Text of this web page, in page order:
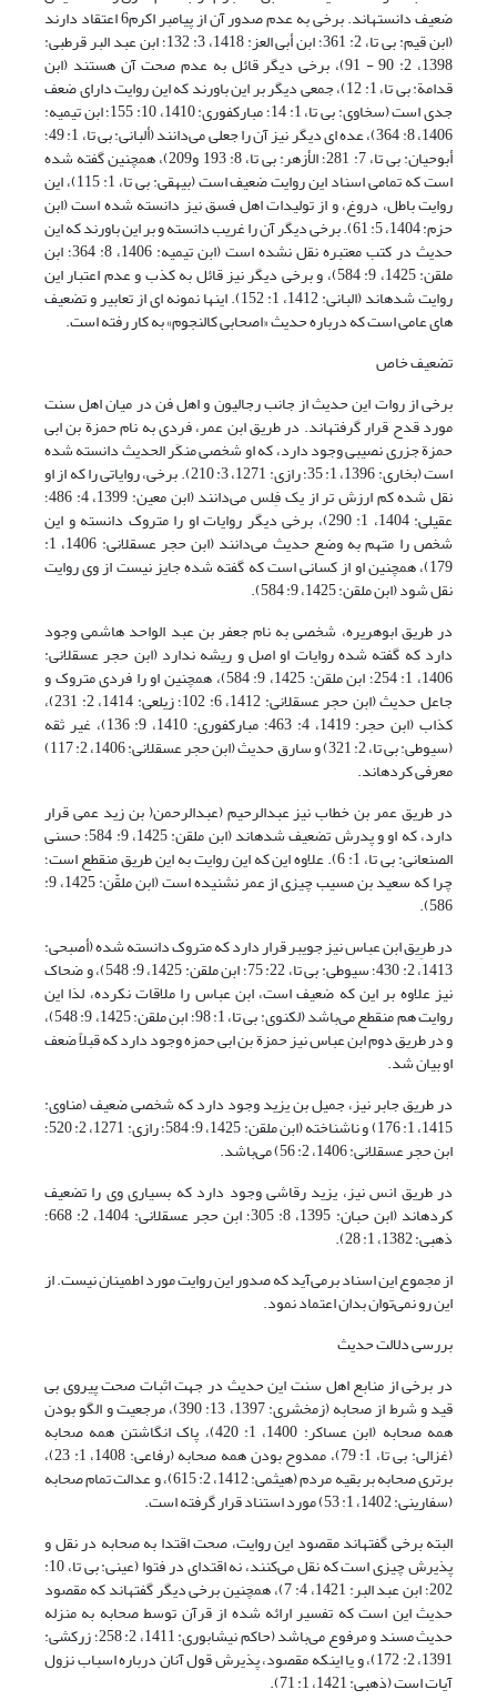
ضعیف دانسته‎اند. برخی به عدم صدور آن از پیامبر اکرم6 اعتقاد دارند
(ابن قیم: بی تا، 2: 361؛ ابن أبی العز: 1418، 3: 132؛ ابن عبد البر قرطبی:
1398، 2: 90 - 91)، برخی دیگر قائل به عدم صحت آن هستند (ابن
قدامة: بی تا، 1: 12)، جمعی دیگر بر این باورند که این روایت دارای ضعف
جدی است (سخاوی: بی تا، 1: 14؛ مبارکفوری: 1410، 10: 155؛ ابن تیمیه:
1406، 8: 364)، عده ای دیگر نیز آن را جعلی می‌دانند (ألبانی: بی تا، 1: 49؛
أبوحیان: بی تا، 7: 281؛ الأزهر: بی تا، 8: 193 و209)، همچنین گفته شده
است که تمامی اسناد این روایت ضعیف است (بیهقی: بی تا، 1: 115)، این
روایت باطل، دروغ، و از تولیدات اهل فسق نیز دانسته شده است (ابن
حزم: 1404، 5: 61). برخی دیگر آن را غریب دانسته و بر این باورند که این
حدیث در کتب معتبره نقل نشده است (ابن تیمیه: 1406، 8: 364؛ ابن
ملقن: 1425، 9: 584)، و برخی دیگر نیز قائل به کذب و عدم اعتبار این
روایت شده‎اند (البانی: 1412، 1: 152). اینها نمونه ای از تعابیر و تضعیف
های عامی است که درباره حدیث «اصحابی کالنجوم» به کار رفته است.
تضعیف خاص
برخی از روات این حدیث از جانب رجالیون و اهل فن در میان اهل سنت
مورد قدح قرار گرفته‎اند. در طریق ابن عمر، فردی به نام حمزة بن ابی
حمزة جزری نصیبی وجود دارد، که او شخصی منکَر الحدیث دانسته شده
است (بخاری: 1396، 1: 35؛ رازی: 1271، 3: 210). برخی، روایاتی را که از او
نقل شده کم ارزش تر از یک فِلس می‌دانند (ابن معین: 1399، 4: 486؛
عقیلی: 1404، 1: 290)، برخی دیگر روایات او را متروک دانسته و این
شخص را متهم به وضع حدیث می‌دانند (ابن حجر عسقلانی: 1406، 1:
179)، همچنین او از کسانی است که گفته شده جایز نیست از وی روایت
نقل شود (ابن ملقن: 1425، 9: 584).
در طریق ابوهریره، شخصی به نام جعفر بن عبد الواحد هاشمی وجود
دارد که گفته شده روایات او اصل و ریشه ندارد (ابن حجر عسقلانی:
1406، 1: 254؛ ابن ملقن: 1425، 9: 584)، همچنین او را فردی متروک و
جاعل حدیث (ابن حجر عسقلانی: 1412، 6: 102؛ زیلعی: 1414، 2: 231)،
کذاب (ابن حجر: 1419، 4: 463؛ مبارکفوری: 1410، 9: 136)، غیر ثقه
(سیوطی: بی تا، 2: 321) و سارق حدیث (ابن حجر عسقلانی: 1406، 2: 117)
معرفی کرده‎اند.
در طریق عمر بن خطاب نیز عبدالرحیم (عبدالرحمن( بن زید عمی قرار
دارد، که او و پدرش تضعیف شده‎اند (ابن ملقن: 1425، 9: 584؛ حسنی
الصنعانی: بی تا، 1: 6). علاوه این که این روایت به این طریق منقطع است؛
چرا که سعید بن مسیب چیزی از عمر نشنیده است (ابن ملقّن: 1425، 9:
586).
در طرِیق ابن عباس نیز جویبر قرار دارد که متروک دانسته شده (أصبحی:
1413، 2: 430؛ سیوطی: بی تا، 22: 75؛ ابن ملقن: 1425، 9: 548)، و ضحاک
نیز علاوه بر این که ضعیف است، ابن عباس را ملاقات نکرده، لذا این
روایت هم منقطع می‌باشد (لکنوی: بی تا، 1: 98؛ ابن ملقن: 1425، 9: 548)،
و در طریق دوم ابن عباس نیز حمزة بن ابی حمزه وجود دارد که قبلاً ضعف
او بیان شد.
در طریق جابر نیز، جمیل بن یزید وجود دارد که شخصی ضعیف (مناوی:
1415، 1: 176) و ناشناخته (ابن ملقن: 1425، 9: 584؛ رازی: 1271، 2: 520؛
ابن حجر عسقلانی: 1406، 2: 56) می‌باشد.
در طریق انس نیز، یزید رقاشی وجود دارد که بسیاری وی را تضعیف
کرده‎اند (ابن حبان: 1395، 8: 305؛ ابن حجر عسقلانی: 1404، 2: 668؛
ذهبی: 1382، 1: 28).
از مجموع این اسناد برمی‌آید که صدور این روایت مورد اطمینان نیست. از
این رو نمی‌توان بدان اعتماد نمود.
بررسی دلالت حدیث
در برخی از منابع اهل سنت این حدیث در جهت اثبات صحت پیروی بی
قید و شرط از صحابه (زمخشری: 1397، 13: 390)، مرجعیت و الگو بودن
همه صحابه (ابن عساکر: 1400، 1: 420)، پاک انگاشتن همه صحابه
(غزالی: بی تا، 1: 79)، ممدوح بودن همه صحابه (رفاعی: 1408، 1: 23)،
برتری صحابه بر بقیه مردم (هیثمی: 1412، 2: 615)، و عدالت تمام صحابه
(سفارینی: 1402، 1: 53) مورد استناد قرار گرفته است.
البته برخی گفته‎اند مقصود این روایت، صحت اقتدا به صحابه در نقل و
پذیرش چیزی است که نقل می‌کنند، نه اقتدای در فتوا (عینی: بی تا، 10:
202؛ ابن عبد البر: 1421، 4: 7)، همچنین برخی دیگر گفته‎اند که مقصود
حدیث این است که تفسیر ارائه شده از قرآن توسط صحابه به منزله
حدیث مسند و مرفوع می‌باشد (حاکم نیشابوری: 1411، 2: 258؛ زرکشی:
1391، 2: 172)، و یا اینکه مقصود، پذیرش قول آنان درباره اسباب نزول
آیات است (ذهبی: 1421، 1: 71).